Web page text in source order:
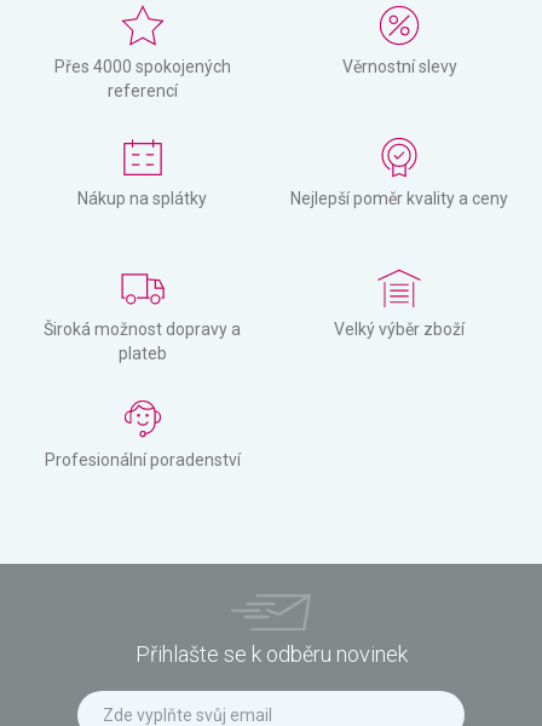
Přes 4000 spokojených
referencí
Věrnostní slevy
Nákup na splátky Nejlepší poměr kvality a ceny
Široká možnost dopravy a
plateb
Velký výběr zboží
Profesionální poradenství
Přihlašte se k odběru novinek